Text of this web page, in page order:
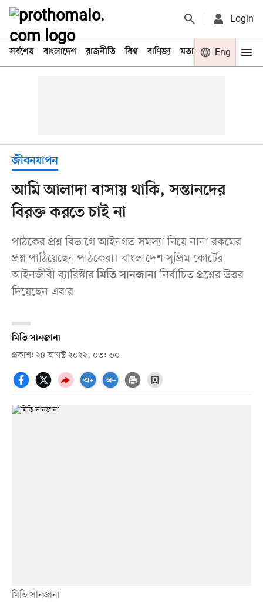
Login
সর্বশেষ বাংলাদেশ রাজনীতি বিশ্ব বাণিজ্য মতামত খেলা
Eng
জীবনযাপন
আমি আলাদা বাসায় থাকি, সন্তানদের
বিরক্ত করতে চাই না
পাঠকের প্রশ্ন বিভাগে আইনগত সমস্যা নিয়ে নানা রকমের
প্রশ্ন পাঠিয়েছেন পাঠকেরা। বাংলাদেশ সুপ্রিম কোর্টের
আইনজীবী ব্যারিস্টারমিতি সানজানানির্বাচিত প্রশ্নের উত্তর
দিয়েছেন এবার
মিতি সানজানা
প্রকাশ: ২৪ আগস্ট ২০২২, ০৩: ৩০
মিতি সানজানা